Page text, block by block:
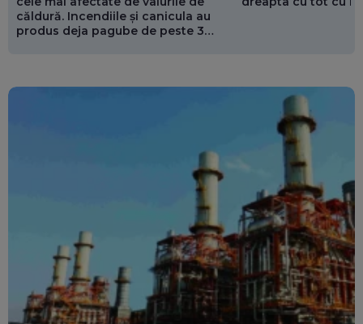
căldură. Incendiile și canicula au
produs deja pagube de peste 3